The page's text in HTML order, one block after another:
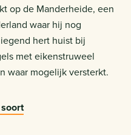
op de Manderheide, een
waar hij nog
hert huist bij
met eikenstruweel
waar mogelijk versterkt.